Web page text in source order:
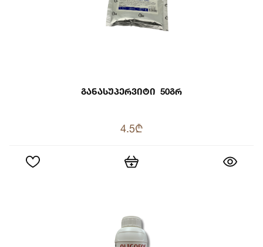
Განასუპერვიტი 50გრ
4.5₾